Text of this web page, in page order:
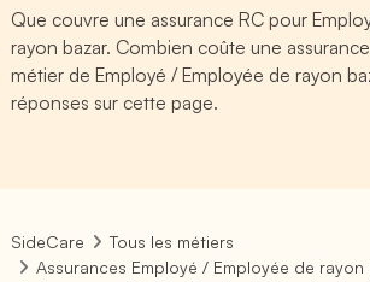
Que couvre une assurance RC pour
rayon bazar. Combien coûte une
métier de Employé / Employée de rayon
réponses sur cette page.
SideCare
Tous les métiers
Assurances Employé / Employée de rayon